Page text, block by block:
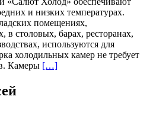
и низких температурах.
помещениях,
в столовых, барах, ресторанах,
используются для
холодильных камер не требует
Камеры […]